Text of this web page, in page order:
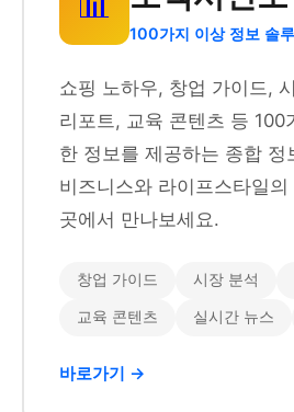
100가지 이상 정보 솔
쇼핑 노하우, 창업 가이드,
리포트, 교육 콘텐츠 등 100
한 정보를 제공하는 종합 정
비즈니스와 라이프스타일
곳에서 만나보세요.
창업 가이드 시장 분석
교육 콘텐츠 실시간 뉴스
바로가기 →